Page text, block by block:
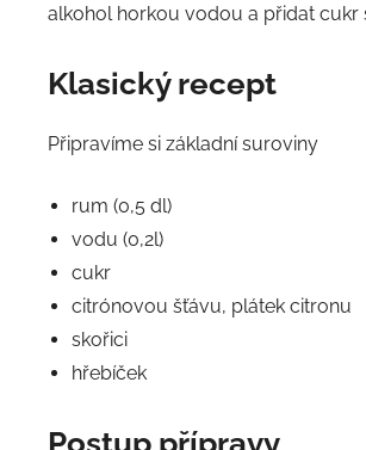
alkohol horkou vodou a přidat cukr
Klasický recept
Připravíme si základní suroviny
rum (0,5 dl)
vodu (0,2l)
cukr
citrónovou šťávu, plátek citronu
skořici
hřebíček